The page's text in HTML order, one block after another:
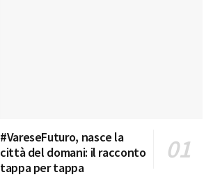
#VareseFuturo, nasce la
città del domani: il racconto
tappa per tappa